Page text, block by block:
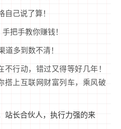
自己说了算！
把手教你赚钱！
道多到数不清！
行动，错过又得等好几年！
搭上互联网财富列车，乘风破